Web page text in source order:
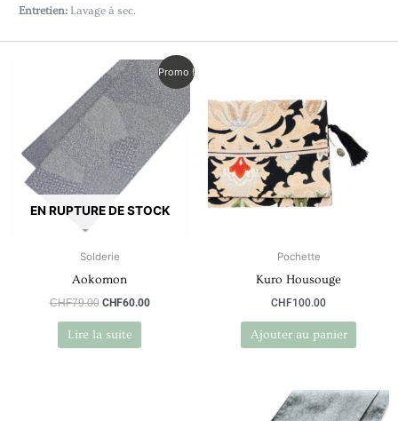
Entretien: Lavage à sec.
Promo !
EN RUPTURE DE STOCK
Solderie
Aokomon
CHF79.00
Le
prix
initial
était :
CHF79.00.
CHF60.00
Le
prix
actuel
est :
CHF60.00.
Lire la suite
Pochette
Kuro Housouge
CHF100.00
Ajouter au panier